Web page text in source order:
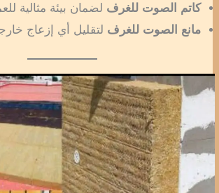
كاتم الصوت للغرف لضمان بيئة مثالية
مانع الصوت للغرف لتقليل أي إزعاج